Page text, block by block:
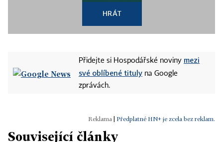
HRÁT
Přidejte si Hospodářské noviny mezi
své oblíbené tituly na Google
zprávách.
Předplatné HN+ je zcela bez reklam.
Související články